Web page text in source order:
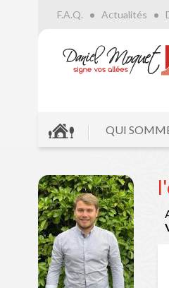
F.A.Q. Actualités
QUI